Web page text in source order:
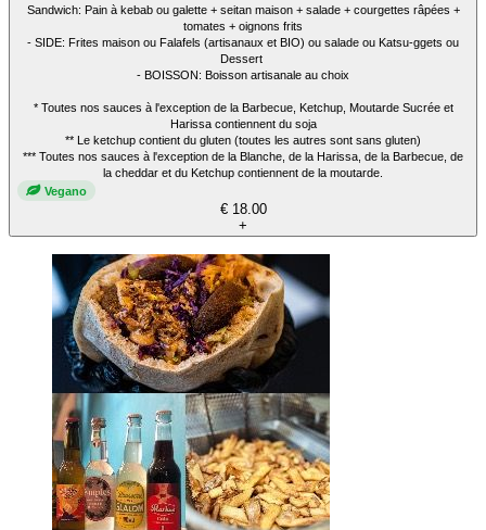
Sandwich: Pain à kebab ou galette + seitan maison + salade + courgettes râpées +
tomates + oignons frits
- SIDE: Frites maison ou Falafels (artisanaux et BIO) ou salade ou Katsu-ggets ou
Dessert
- BOISSON: Boisson artisanale au choix
* Toutes nos sauces à l'exception de la Barbecue, Ketchup, Moutarde Sucrée et
Harissa contiennent du soja
** Le ketchup contient du gluten (toutes les autres sont sans gluten)
*** Toutes nos sauces à l'exception de la Blanche, de la Harissa, de la Barbecue, de
la cheddar et du Ketchup contiennent de la moutarde.
Vegano
€ 18.00
+